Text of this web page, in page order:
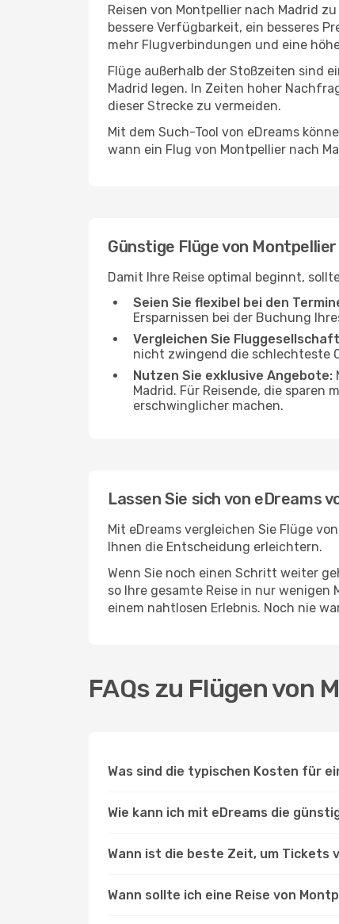
Reisen von Montpellier nach Madrid
bessere Verfügbarkeit, ein besseres
mehr Flugverbindungen und eine
Flüge außerhalb der Stoßzeiten sind
Madrid legen. In Zeiten hoher
dieser Strecke zu vermeiden.
Mit dem Such-Tool von eDreams
wann ein Flug von Montpellier nach
Günstige Flüge von
Damit Ihre Reise optimal beginnt,
Seien Sie flexibel bei den
Ersparnissen bei der Buchung
Vergleichen Sie
nicht zwingend die schlechteste
Nutzen Sie exklusive Angebote:
Madrid. Für Reisende, die sparen
erschwinglicher machen.
Lassen Sie sich von eDreams
Mit eDreams vergleichen Sie Flüge
Ihnen die Entscheidung erleichtern.
Wenn Sie noch einen Schritt weiter
so Ihre gesamte Reise in nur
einem nahtlosen Erlebnis. Noch nie
FAQs zu Flügen von
Was sind die typischen Kosten für
Wie kann ich mit eDreams die
Wann ist die beste Zeit, um Tickets
Wann sollte ich eine Reise von